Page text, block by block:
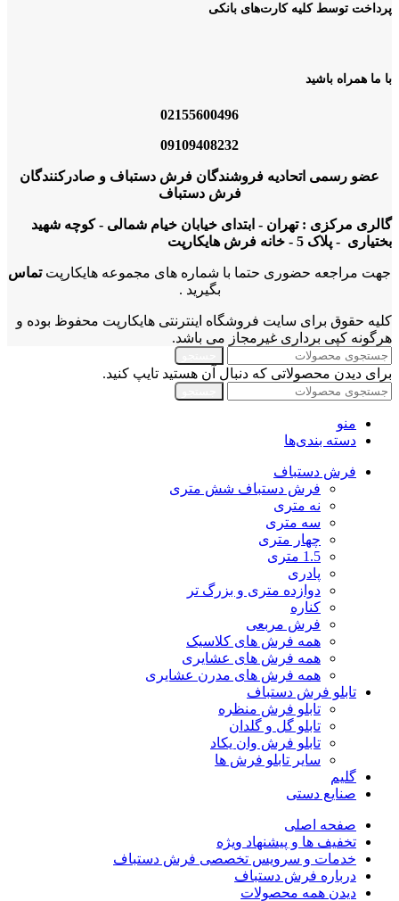
پرداخت توسط کلیه کارت‌های بانکی
با ما همراه باشید
02155600496
09109408232
عضو رسمی اتحادیه فروشندگان فرش دستباف و صادرکنندگان
فرش دستباف
گالری مرکزی : تهران - ابتدای خیابان خیام شمالی - کوچه شهید
بختیاری - پلاک 5 - خانه فرش هایکارپت
جهت مراجعه حضوری حتما با شماره های مجموعه هایکارپتتماس
بگیرید .
کلیه حقوق برای سایت فروشگاه اینترنتی هایکارپت محفوظ بوده و
هرگونه کپی برداری غیرمجاز می باشد.
برای دیدن محصولاتی که دنبال آن هستید تایپ کنید.
منو
دسته بندی‌ها
فرش دستباف
فرش دستباف شش متری
نه متری
سه متری
چهار متری
1.5 متری
پادری
دوازده متری و بزرگ تر
کناره
فرش مربعی
همه فرش های کلاسیک
همه فرش های عشایری
همه فرش های مدرن عشایری
تابلو فرش دستباف
تابلو فرش منظره
تابلو گل و گلدان
تابلو فرش وان یکاد
سایر تابلو فرش ها
گلیم
صنایع دستی
صفحه اصلی
تخفیف ها و پیشنهاد ویژه
خدمات و سرویس تخصصی فرش دستباف
درباره فرش دستباف
دیدن همه محصولات